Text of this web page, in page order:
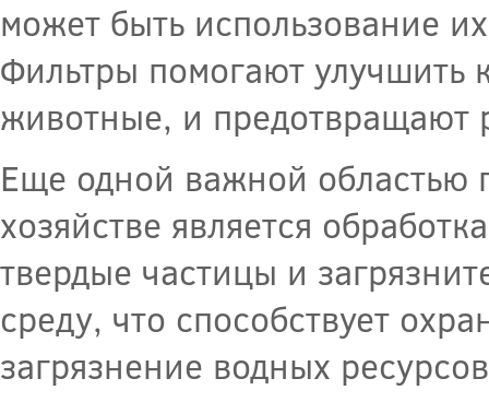
может быть использование
Фильтры помогают улучшить
животные, и предотвращают
Еще одной важной областью
хозяйстве является
твердые частицы и
среду, что способствует
загрязнение водных